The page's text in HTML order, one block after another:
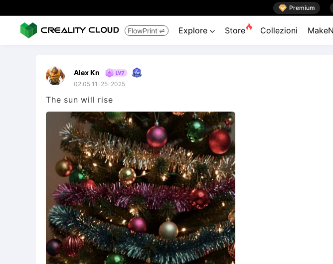
 Premium
FlowPrint  Explore  Store Collezioni
Alex Kn
02:05 11-25-2025
The sun will rise